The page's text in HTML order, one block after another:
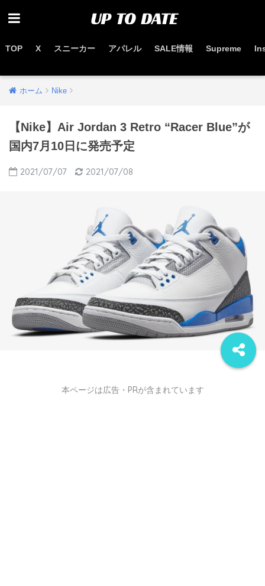
TOP X スニーカー アパレル SALE情報 Supreme
ホーム Nike
【Nike】Air Jordan 3 Retro “Racer Blue”が
国内7月10日に発売予定
2021/07/07 2021/07/08
本ページは広告・PRが含まれています